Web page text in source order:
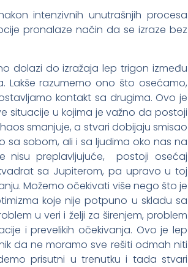
intenzivnih unutrašnjih procesa
pronalaze način da se izraze bez
dolazi do izražaja lep trigon između
Lakše razumemo ono što osećamo,
kontakt sa drugima. Ovo je
situacije u kojima je važno da postoji
smanjuje, a stvari dobijaju smisao
sa sobom, ali i sa ljudima oko nas na
nisu preplavljujuće, postoji osećaj
sa Jupiterom, pa upravo u toj
Možemo očekivati više nego što je
koje nije potpuno u skladu sa
u veri i želji za širenjem, problem
i prevelikih očekivanja. Ovo je lep
da ne moramo sve rešiti odmah niti
prisutni u trenutku i tada stvari